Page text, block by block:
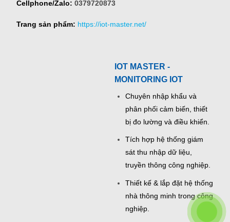
Cellphone/Zalo: 0379720873
Trang sản phẩm: https://iot-master.net/
IOT MASTER -
MONITORING IOT
Chuyên nhập khẩu và
phân phối cảm biến, thiết
bị đo lường và điều khiển.
Tích hợp hệ thống giám
sát thu nhập dữ liệu,
truyền thông công nghiệp.
Thiết kế & lắp đặt hệ thống
nhà thông minh trong công
nghiệp.